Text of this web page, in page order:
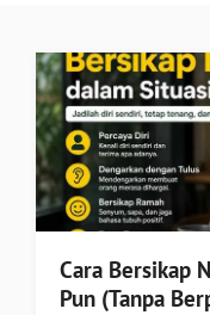
Cara Bersikap
Pun (Tanpa